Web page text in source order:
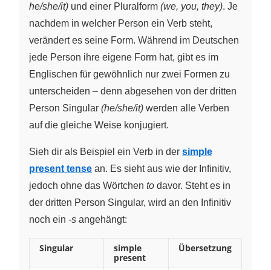
he/she/it) und einer Pluralform (we, you, they). Je
nachdem in welcher Person ein Verb steht,
verändert es seine Form. Während im Deutschen
jede Person ihre eigene Form hat, gibt es im
Englischen für gewöhnlich nur zwei Formen zu
unterscheiden – denn abgesehen von der dritten
Person Singular (he/she/it) werden alle Verben
auf die gleiche Weise konjugiert.
Sieh dir als Beispiel ein Verb in der simple
present tense an. Es sieht aus wie der Infinitiv,
jedoch ohne das Wörtchen to davor. Steht es in
der dritten Person Singular, wird an den Infinitiv
noch ein -s angehängt:
Singular
simple
present
Übersetzung